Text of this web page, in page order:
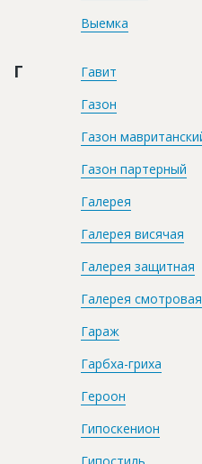
Выемка
Г
Гавит
Газон
Газон
Газон партерный
Галерея
Галерея висячая
Галерея защитная
Галерея смотровая
Гараж
Гарбха-гриха
Героон
Гипоскенион